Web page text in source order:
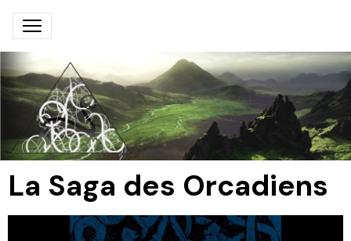
La Saga des Orcadiens